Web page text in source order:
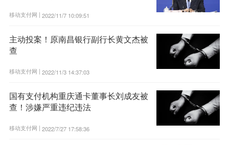
移动支付网 | 2022/11/7 10:09:51
主动投案！原南昌银行副行长黄文杰被
查
移动支付网 | 2022/11/3 14:37:03
国有支付机构重庆通卡董事长刘成友被
查！涉嫌严重违纪违法
移动支付网 | 2022/7/27 17:58:36